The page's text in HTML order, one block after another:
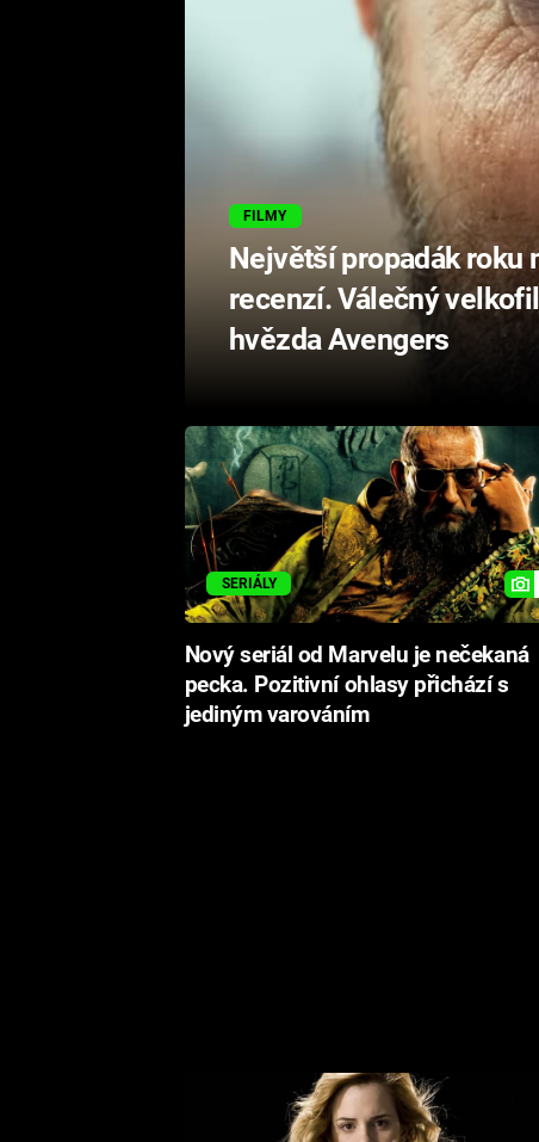
FILMY
Největší propadák roku
recenzí. Válečný
hvězda Avengers
SERIÁLY
Nový seriál od Marvelu je nečekaná
pecka. Pozitivní ohlasy přichází s
jediným varováním